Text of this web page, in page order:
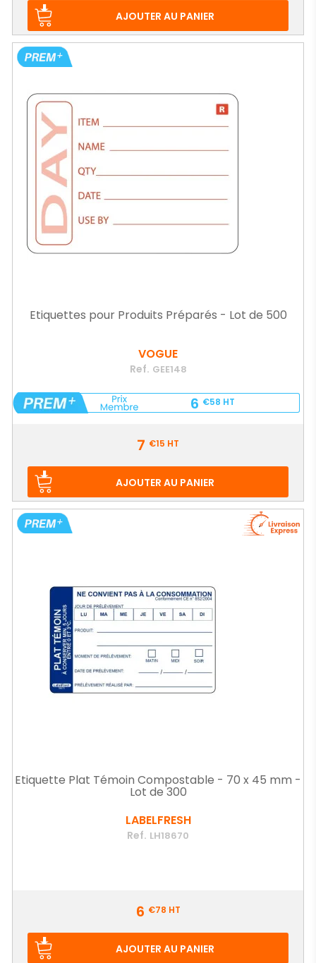
AJOUTER AU PANIER
Etiquettes pour Produits Préparés - Lot de 500
VOGUE
Ref. GEE148
6 €58 HT
7 €15 HT
AJOUTER AU PANIER
Etiquette Plat Témoin Compostable - 70 x 45 mm -
Lot de 300
LABELFRESH
Ref. LH18670
6 €78 HT
AJOUTER AU PANIER